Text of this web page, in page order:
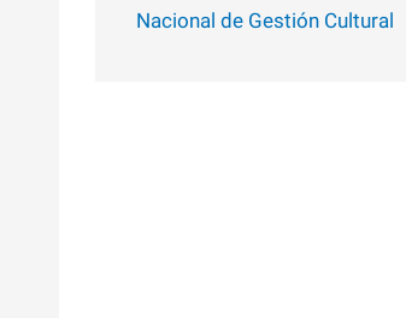
Nacional de Gestión Cultural